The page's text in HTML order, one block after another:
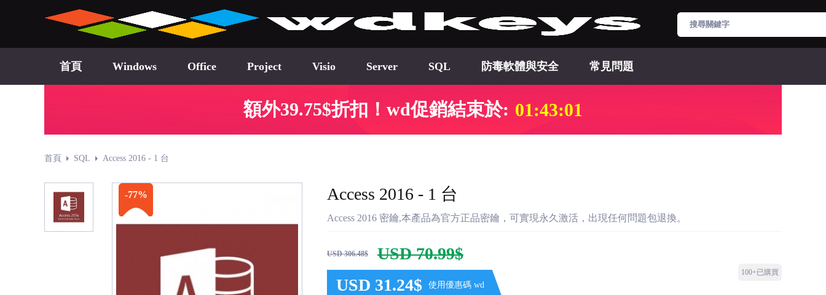
首頁 Windows Office Project Visio Server SQL 防毒軟體與安全 常見問題
額外39.75$折扣！wd促銷結束於: 01:43:00
首頁 SQL Access 2016 - 1 台
-77% Access 2016 - 1 台
Access 2016 密鑰,本產品為官方正品密鑰，可實現永久激活，出現任何問題包退換。
USD 306.48$
USD 70.99$
USD 31.24$
使用優惠碼 wd
100+已購買